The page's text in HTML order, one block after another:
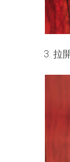
3. 拉